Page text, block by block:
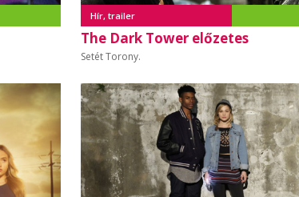
Hír, trailer
The Dark Tower előzetes
Setét Torony.